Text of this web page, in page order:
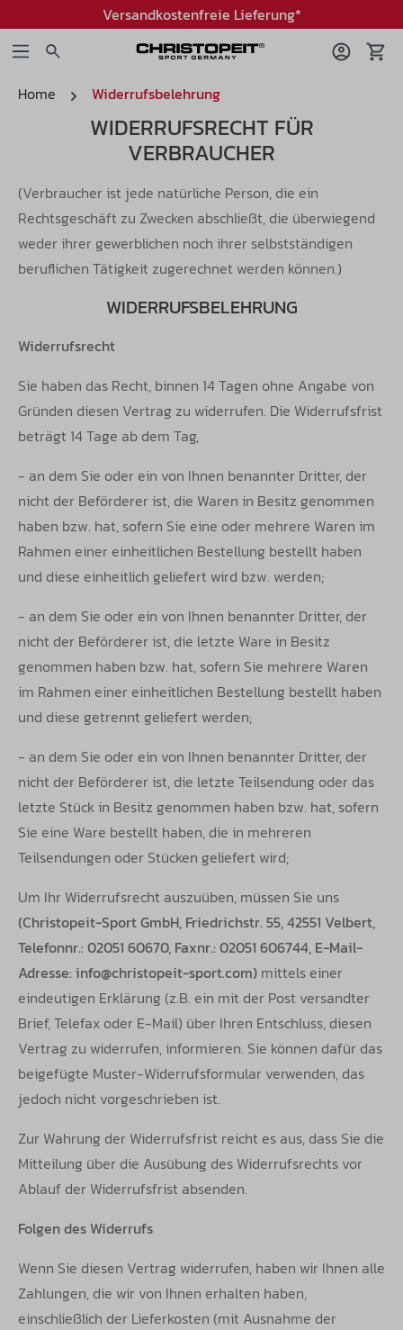
Versandkostenfreie Lieferung*
Home Widerrufsbelehrung
WIDERRUFSRECHT FÜR
VERBRAUCHER
(Verbraucher ist jede natürliche Person, die ein
Rechtsgeschäft zu Zwecken abschließt, die überwiegend
weder ihrer gewerblichen noch ihrer selbstständigen
beruflichen Tätigkeit zugerechnet werden können.)
WIDERRUFSBELEHRUNG
Widerrufsrecht
Sie haben das Recht, binnen 14 Tagen ohne Angabe von
Gründen diesen Vertrag zu widerrufen. Die Widerrufsfrist
beträgt 14 Tage ab dem Tag,
- an dem Sie oder ein von Ihnen benannter Dritter, der
nicht der Beförderer ist, die Waren in Besitz genommen
haben bzw. hat, sofern Sie eine oder mehrere Waren im
Rahmen einer einheitlichen Bestellung bestellt haben
und diese einheitlich geliefert wird bzw. werden;
- an dem Sie oder ein von Ihnen benannter Dritter, der
nicht der Beförderer ist, die letzte Ware in Besitz
genommen haben bzw. hat, sofern Sie mehrere Waren
im Rahmen einer einheitlichen Bestellung bestellt haben
und diese getrennt geliefert werden;
- an dem Sie oder ein von Ihnen benannter Dritter, der
nicht der Beförderer ist, die letzte Teilsendung oder das
letzte Stück in Besitz genommen haben bzw. hat, sofern
Sie eine Ware bestellt haben, die in mehreren
Teilsendungen oder Stücken geliefert wird;
Um Ihr Widerrufsrecht auszuüben, müssen Sie uns
(Christopeit-Sport GmbH, Friedrichstr. 55, 42551 Velbert,
Telefonnr.: 02051 60670, Faxnr.: 02051 606744, E-Mail-
Adresse: info@christopeit-sport.com) mittels einer
eindeutigen Erklärung (z.B. ein mit der Post versandter
Brief, Telefax oder E-Mail) über Ihren Entschluss, diesen
Vertrag zu widerrufen, informieren. Sie können dafür das
beigefügte Muster-Widerrufsformular verwenden, das
jedoch nicht vorgeschrieben ist.
Zur Wahrung der Widerrufsfrist reicht es aus, dass Sie die
Mitteilung über die Ausübung des Widerrufsrechts vor
Ablauf der Widerrufsfrist absenden.
Folgen des Widerrufs
Wenn Sie diesen Vertrag widerrufen, haben wir Ihnen alle
Zahlungen, die wir von Ihnen erhalten haben,
einschließlich der Lieferkosten (mit Ausnahme der